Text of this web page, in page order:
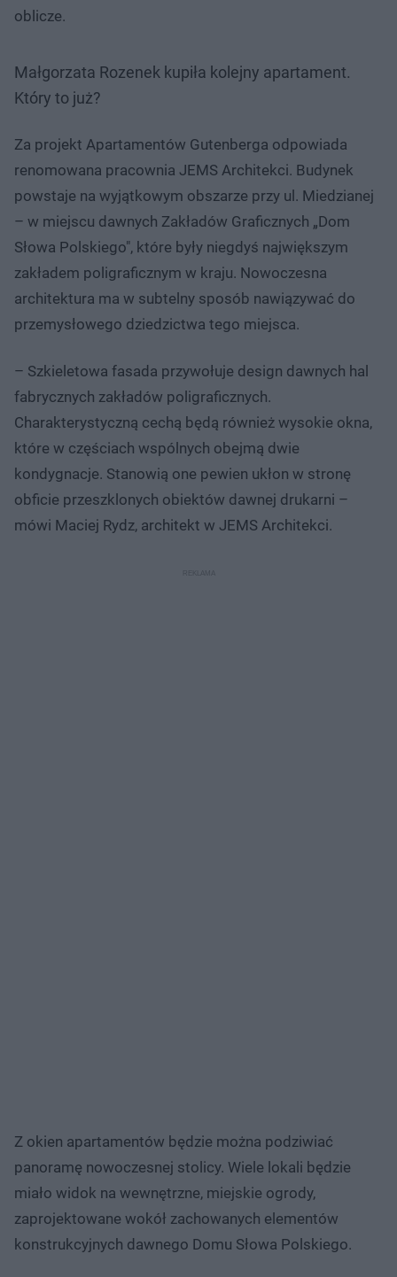
oblicze.
Małgorzata Rozenek kupiła kolejny apartament.
Który to już?
Za projekt Apartamentów Gutenberga odpowiada
renomowana pracownia JEMS Architekci. Budynek
powstaje na wyjątkowym obszarze przy ul. Miedzianej
– w miejscu dawnych Zakładów Graficznych „Dom
Słowa Polskiego", które były niegdyś największym
zakładem poligraficznym w kraju. Nowoczesna
architektura ma w subtelny sposób nawiązywać do
przemysłowego dziedzictwa tego miejsca.
– Szkieletowa fasada przywołuje design dawnych hal
fabrycznych zakładów poligraficznych.
Charakterystyczną cechą będą również wysokie okna,
które w częściach wspólnych obejmą dwie
kondygnacje. Stanowią one pewien ukłon w stronę
obficie przeszklonych obiektów dawnej drukarni –
mówi Maciej Rydz, architekt w JEMS Architekci.
Z okien apartamentów będzie można podziwiać
panoramę nowoczesnej stolicy. Wiele lokali będzie
miało widok na wewnętrzne, miejskie ogrody,
zaprojektowane wokół zachowanych elementów
konstrukcyjnych dawnego Domu Słowa Polskiego.